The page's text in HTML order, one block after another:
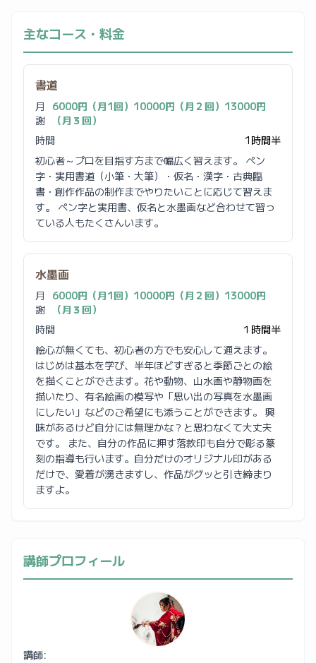
主なコース・料金
書道
月
謝
6000円（月1回）10000円（月２回）13000円
（月３回）
時間
1時間半
初心者～プロを目指す方まで幅広く習えます。 ペン
字・実用書道（小筆・大筆）・仮名・漢字・古典臨
書・創作作品の制作までやりたいことに応じて習えま
す。 ペン字と実用書、仮名と水墨画など合わせて習っ
ている人もたくさんいます。
水墨画
月
謝
6000円（月1回）10000円（月２回）13000円
（月３回）
時間
１時間半
絵心が無くても、初心者の方でも安心して通えます。
はじめは基本を学び、半年ほどすぎると季節ごとの絵
を描くことができます。花や動物、山水画や静物画を
描いたり、有名絵画の模写や「思い出の写真を水墨画
にしたい」などのご希望にも添うことができます。 興
味があるけど自分には無理かな？と思わなくて大丈夫
です。 また、自分の作品に押す落款印も自分で彫る篆
刻の指導も行います。自分だけのオリジナル印がある
だけで、愛着が湧きますし、作品がグッと引き締まり
ますよ。
講師プロフィール
講師: